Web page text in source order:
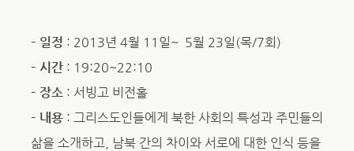
– 일정 : 2013년 4월 11일~ 5월 23일(목/7회)
– 시간: 19:20~22:10
– 장소: 서빙고 비전홀
– 내용: 그리스도인들에게 북한 사회의 특성과 주민들의
삶을 소개하고, 남북 간의 차이와 서로에 대한 인식 등을